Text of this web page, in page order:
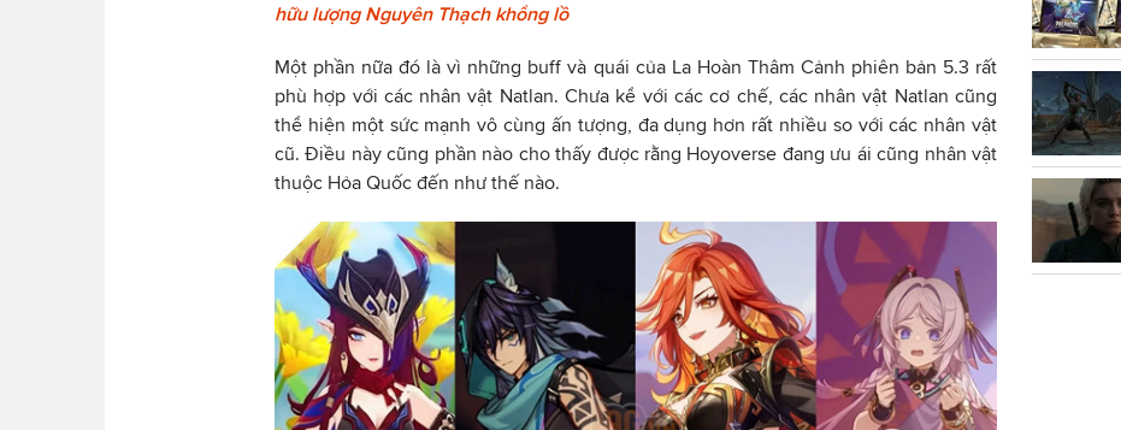
hữu lượng Nguyên Thạch khổng lồ
Một phần nữa đó là vì những buff và quái của La Hoàn Thâm Cảnh phiên bản 5.3 rất
phù hợp với các nhân vật Natlan. Chưa kể với các cơ chế, các nhân vật Natlan cũng
thể hiện một sức mạnh vô cùng ấn tượng, đa dụng hơn rất nhiều so với các nhân vật
cũ. Điều này cũng phần nào cho thấy được rằng Hoyoverse đang ưu ái cũng nhân vật
thuộc Hỏa Quốc đến như thế nào.